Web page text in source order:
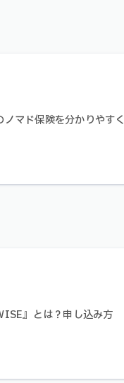
マド保険を分かりやすく
』とは？申し込み方